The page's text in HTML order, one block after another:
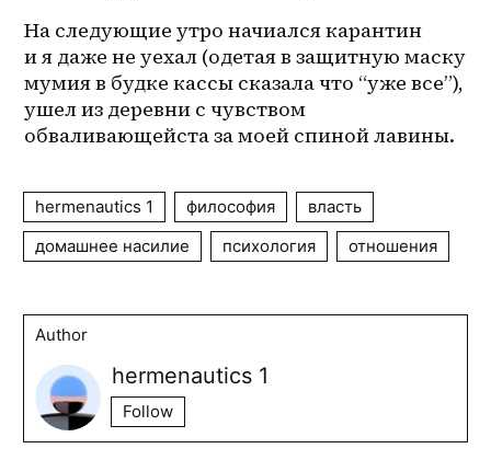
На следующие утро начиался карантин
и я даже не уехал (одетая в защитную маску
мумия в будке кассы сказала что “уже все”),
ушел из деревни с чувством
обваливающейста за моей спиной лавины.
hermenautics 1 философия
власть
домашнее насилие
психология отношения
Author
hermenautics 1
Follow